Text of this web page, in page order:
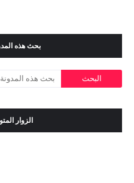
بحث هذه
الزوار